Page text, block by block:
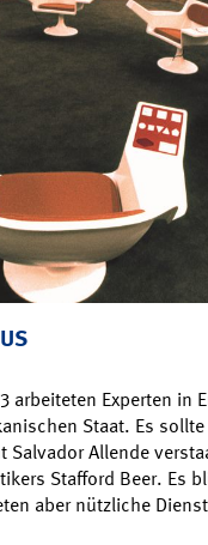
arbeiteten Experten in
Staat. Es
Allende
Stafford Beer. Es
aber nützliche